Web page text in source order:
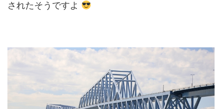
されたそうですよ